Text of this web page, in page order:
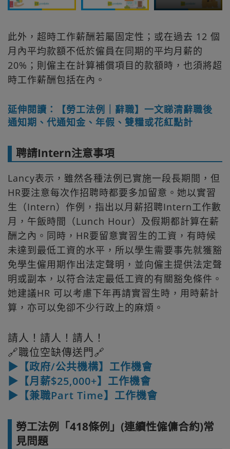
此外，超時工作薪酬若屬固定性；或在過去 12 個
月內平均款額不低於僱員在同期的平均月薪的
20%；則僱主在計算補償項目的款額時，也須將超
時工作薪酬包括在內。
延伸閱讀：【勞工法例｜辭職】一文睇清辭職後
通知期、代通知金、年假、雙糧或花紅點計
聘請Intern注意事項
Lancy表示，雖然各種法例已實施一段長期間，但
HR要注意每次作招聘時都要多加留意。她以實習
生（Intern）作例，指出以月薪招聘Intern工作數
月，午飯時間（Lunch Hour）及假期都計算在薪
酬之內。同時，HR要留意實習生的工資，有時候
未達到最低工資的水平，所以學生需要事先就獲豁
免學生僱用期作出法定聲明，並向僱主提供法定聲
明或副本，以符合法定最低工資的有關豁免條件。
她建議HR 可以考慮下年再請實習生時，用時薪計
算，亦可以免卻不少行政上的麻煩。
請人！請人！請人！
🔗職位空缺傳送門🔗
▶【政府/公共機構】工作機會
▶【月薪$25,000+】工作機會
▶【兼職Part Time】工作機會
勞工法例「418條例」(連續性僱傭合約)常
見問題